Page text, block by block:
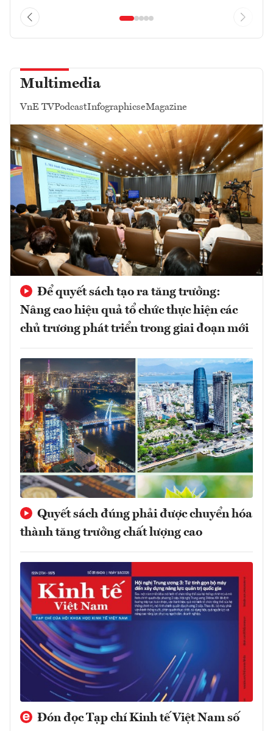
Multimedia
VnE TVPodcastInfographicseMagazine
Để quyết sách tạo ra tăng trưởng:
Nâng cao hiệu quả tổ chức thực hiện các
chủ trương phát triển trong giai đoạn mới
Quyết sách đúng phải được chuyển hóa
thành tăng trưởng chất lượng cao
Đón đọc Tạp chí Kinh tế Việt Nam số